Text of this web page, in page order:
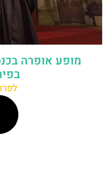
מופע אופרה